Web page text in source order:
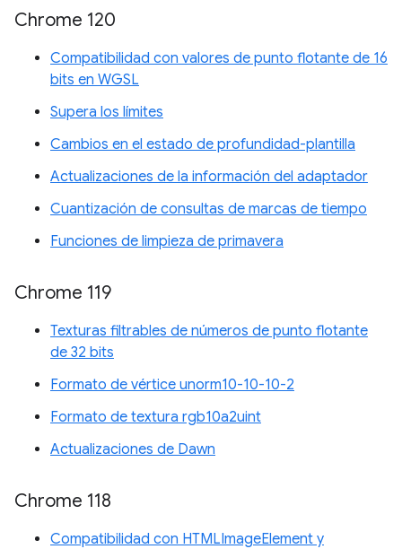
Chrome 120
Compatibilidad con valores de punto flotante de 16
bits en WGSL
Supera los límites
Cambios en el estado de profundidad-plantilla
Actualizaciones de la información del adaptador
Cuantización de consultas de marcas de tiempo
Funciones de limpieza de primavera
Chrome 119
Texturas filtrables de números de punto flotante
de 32 bits
Formato de vértice unorm10-10-10-2
Formato de textura rgb10a2uint
Actualizaciones de Dawn
Chrome 118
Compatibilidad con HTMLImageElement y